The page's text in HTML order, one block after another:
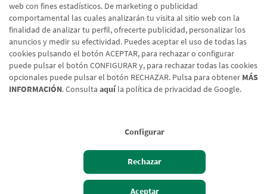
web con fines estadísticos. De marketing o publicidad
comportamental las cuales analizarán tu visita al sitio web con la
finalidad de analizar tu perfil, ofrecerte publicidad, personalizar los
anuncios y medir su efectividad. Puedes aceptar el uso de todas las
cookies pulsando el botón ACEPTAR, para rechazar o configurar
puede pulsar el botón CONFIGURAR y, para rechazar todas las cookies
opcionales puede pulsar el botón RECHAZAR. Pulsa para obtener MÁS
INFORMACIÓN. Consulta aquíla política de privacidad de Google.
Configurar
Rechazar
Aceptar
Enviar formulario
Aviso legal
Política de cookies
Protección de Datos